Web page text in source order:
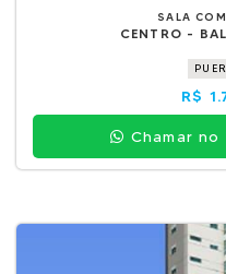
SALA
CENTRO -
R$
Chamar no